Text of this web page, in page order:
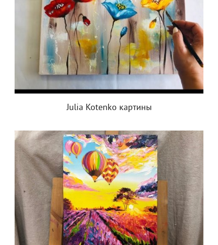
Julia Kotenko картины